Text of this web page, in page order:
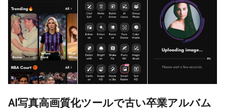
AI写真高画質化ツールで古い卒業アルバム